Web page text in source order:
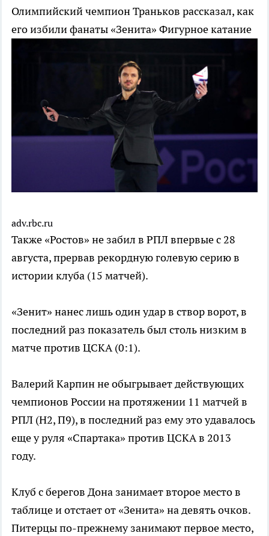
Олимпийский чемпион Траньков рассказал, как
его избили фанаты «Зенита» Фигурное катание
adv.rbc.ru
Также «Ростов» не забил в РПЛ впервые с 28
августа, прервав рекордную голевую серию в
истории клуба (15 матчей).
«Зенит» нанес лишь один удар в створ ворот, в
последний раз показатель был столь низким в
матче против ЦСКА (0:1).
Валерий Карпин не обыгрывает действующих
чемпионов России на протяжении 11 матчей в
РПЛ (Н2, П9), в последний раз ему это удавалось
еще у руля «Спартака» против ЦСКА в 2013
году.
Клуб с берегов Дона занимает второе место в
таблице и отстает от «Зенита» на девять очков.
Питерцы по-прежнему занимают первое место,